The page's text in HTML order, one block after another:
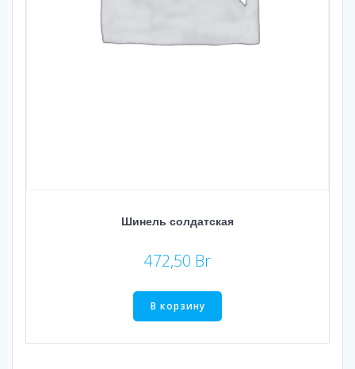
Шинель солдатская
472,50 Br
В корзину